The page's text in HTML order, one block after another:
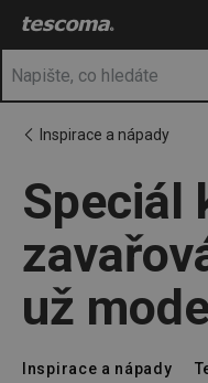
Nacházíte se na stránce
Inspirace a nápady
Speciál
už
Inspirace a nápady